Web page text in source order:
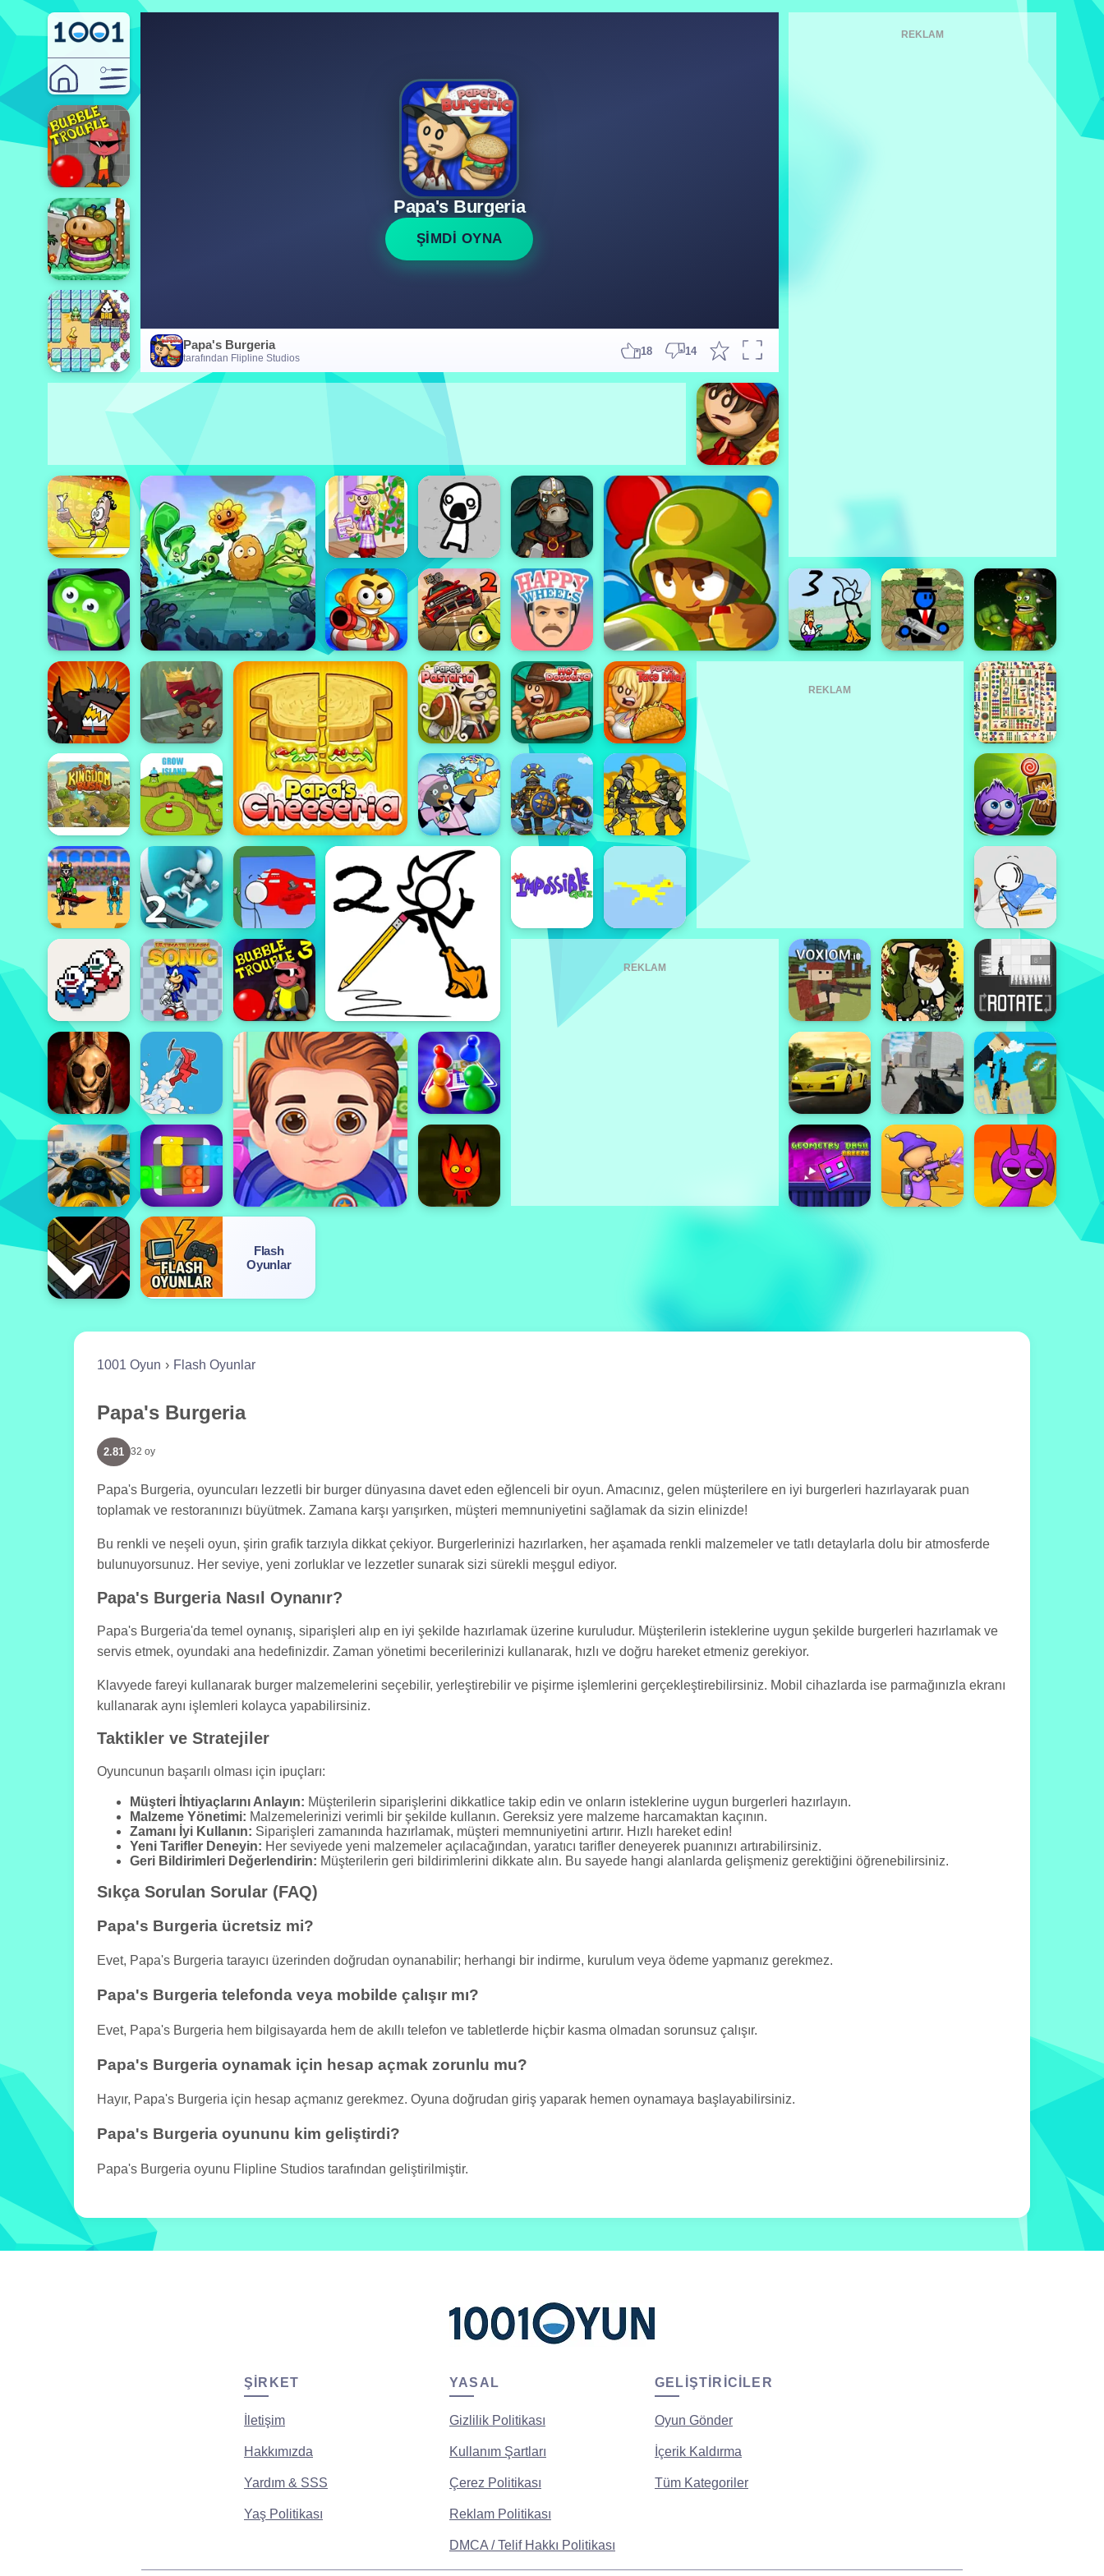
Papa's Burgeria
ŞİMDİ OYNA
Papa's Burgeria
tarafından Flipline Studios
18 14
REKLAM
REKLAM
REKLAM
Flash
Oyunlar
1001 Oyun Flash Oyunlar
Papa's Burgeria
2.81 32 oy
Papa's Burgeria, oyuncuları lezzetli bir burger dünyasına davet eden eğlenceli bir oyun. Amacınız, gelen müşterilere en iyi burgerleri hazırlayarak puan
toplamak ve restoranınızı büyütmek. Zamana karşı yarışırken, müşteri memnuniyetini sağlamak da sizin elinizde!
Bu renkli ve neşeli oyun, şirin grafik tarzıyla dikkat çekiyor. Burgerlerinizi hazırlarken, her aşamada renkli malzemeler ve tatlı detaylarla dolu bir atmosferde
bulunuyorsunuz. Her seviye, yeni zorluklar ve lezzetler sunarak sizi sürekli meşgul ediyor.
Papa's Burgeria Nasıl Oynanır?
Papa's Burgeria'da temel oynanış, siparişleri alıp en iyi şekilde hazırlamak üzerine kuruludur. Müşterilerin isteklerine uygun şekilde burgerleri hazırlamak ve
servis etmek, oyundaki ana hedefinizdir. Zaman yönetimi becerilerinizi kullanarak, hızlı ve doğru hareket etmeniz gerekiyor.
Klavyede fareyi kullanarak burger malzemelerini seçebilir, yerleştirebilir ve pişirme işlemlerini gerçekleştirebilirsiniz. Mobil cihazlarda ise parmağınızla ekranı
kullanarak aynı işlemleri kolayca yapabilirsiniz.
Taktikler ve Stratejiler
Oyuncunun başarılı olması için ipuçları:
Müşteri İhtiyaçlarını Anlayın: Müşterilerin siparişlerini dikkatlice takip edin ve onların isteklerine uygun burgerleri hazırlayın.
Malzeme Yönetimi: Malzemelerinizi verimli bir şekilde kullanın. Gereksiz yere malzeme harcamaktan kaçının.
Zamanı İyi Kullanın: Siparişleri zamanında hazırlamak, müşteri memnuniyetini artırır. Hızlı hareket edin!
Yeni Tarifler Deneyin: Her seviyede yeni malzemeler açılacağından, yaratıcı tarifler deneyerek puanınızı artırabilirsiniz.
Geri Bildirimleri Değerlendirin: Müşterilerin geri bildirimlerini dikkate alın. Bu sayede hangi alanlarda gelişmeniz gerektiğini öğrenebilirsiniz.
Sıkça Sorulan Sorular (FAQ)
Papa's Burgeria ücretsiz mi?
Evet, Papa's Burgeria tarayıcı üzerinden doğrudan oynanabilir; herhangi bir indirme, kurulum veya ödeme yapmanız gerekmez.
Papa's Burgeria telefonda veya mobilde çalışır mı?
Evet, Papa's Burgeria hem bilgisayarda hem de akıllı telefon ve tabletlerde hiçbir kasma olmadan sorunsuz çalışır.
Papa's Burgeria oynamak için hesap açmak zorunlu mu?
Hayır, Papa's Burgeria için hesap açmanız gerekmez. Oyuna doğrudan giriş yaparak hemen oynamaya başlayabilirsiniz.
Papa's Burgeria oyununu kim geliştirdi?
Papa's Burgeria oyunu Flipline Studios tarafından geliştirilmiştir.
ŞIRKET
İletişim
Hakkımızda
Yardım & SSS
Yaş Politikası
YASAL
Gizlilik Politikası
Kullanım Şartları
Çerez Politikası
Reklam Politikası
DMCA / Telif Hakkı Politikası
GELIŞTIRICILER
Oyun Gönder
İçerik Kaldırma
Tüm Kategoriler